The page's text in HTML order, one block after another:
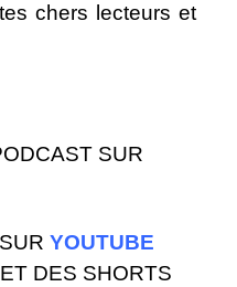
chers lecteurs et
SUR
YOUTUBE
DES SHORTS